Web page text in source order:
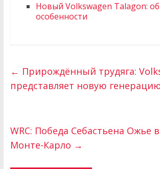
Новый Volkswagen Talagon:
особенности
← Прирождённый трудяга:
представляет новую
WRC: Победа Себастьена Ожье
Монте-Карло →